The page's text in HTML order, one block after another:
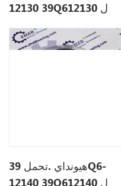
12130 39Q612130 ل
هيونداي .تحمل 39Q6-
12140 39Q612140 ل